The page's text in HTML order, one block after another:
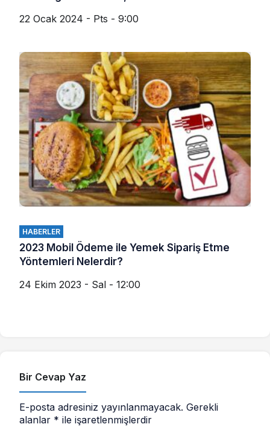
22 Ocak 2024 - Pts - 9:00
HABERLER
2023 Mobil Ödeme ile Yemek Sipariş Etme
Yöntemleri Nelerdir?
24 Ekim 2023 - Sal - 12:00
Bir Cevap Yaz
E-posta adresiniz yayınlanmayacak. Gerekli
alanlar * ile işaretlenmişlerdir